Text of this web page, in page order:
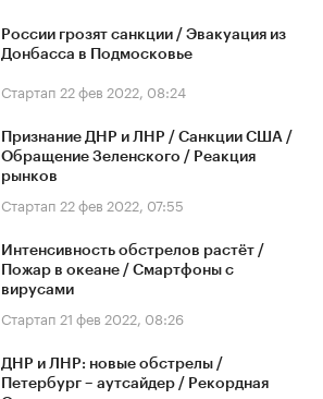
России грозят санкции / Эвакуация из
Донбасса в Подмосковье
Стартап 22 фев 2022, 08:24
Признание ДНР и ЛНР / Санкции США /
Обращение Зеленского / Реакция
рынков
Стартап 22 фев 2022, 07:55
Интенсивность обстрелов растёт /
Пожар в океане / Смартфоны с
вирусами
Стартап 21 фев 2022, 08:26
ДНР и ЛНР: новые обстрелы /
Петербург – аутсайдер / Рекордная